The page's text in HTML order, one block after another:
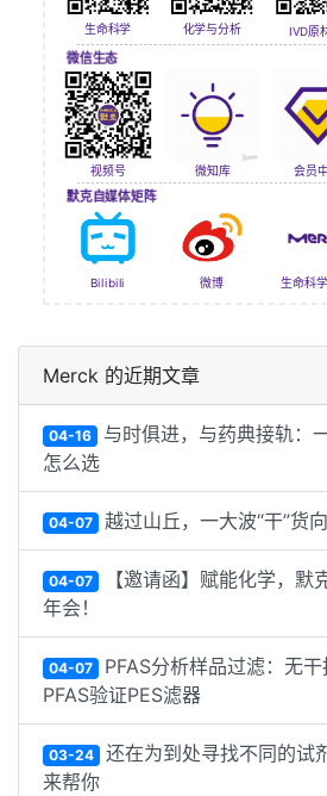
生命科学 化学与分析 IVD原
微信生态
视频号 微知库 会员
默克自媒体矩阵
Bilibili 微博 生命科
Merck 的近期文章
04-16 与时俱进，与药典接轨：
怎么选
04-07 越过山丘，一大波“干”货
04-07 【邀请函】赋能化学，默
年会！
04-07 PFAS分析样品过滤：无
PFAS验证PES滤器
03-24 还在为到处寻找不同的试
来帮你